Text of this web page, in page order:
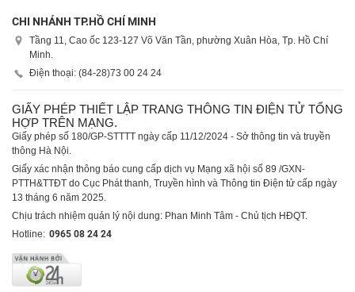
CHI NHÁNH TP.HỒ CHÍ MINH
Tầng 11, Cao ốc 123-127 Võ Văn Tần, phường Xuân Hòa, Tp. Hồ Chí
Minh.
Điện thoại: (84-28)73 00 24 24
GIẤY PHÉP THIẾT LẬP TRANG THÔNG TIN ĐIỆN TỬ TỔNG
HỢP TRÊN MẠNG.
Giấy phép số 180/GP-STTTT ngày cấp 11/12/2024 - Sở thông tin và truyền
thông Hà Nội.
Giấy xác nhận thông báo cung cấp dịch vụ Mạng xã hội số 89 /GXN-
PTTH&TTĐT do Cục Phát thanh, Truyền hình và Thông tin Điện tử cấp ngày
13 tháng 6 năm 2025.
Chịu trách nhiệm quản lý nội dung: Phan Minh Tâm - Chủ tịch HĐQT.
Hotline: 0965 08 24 24